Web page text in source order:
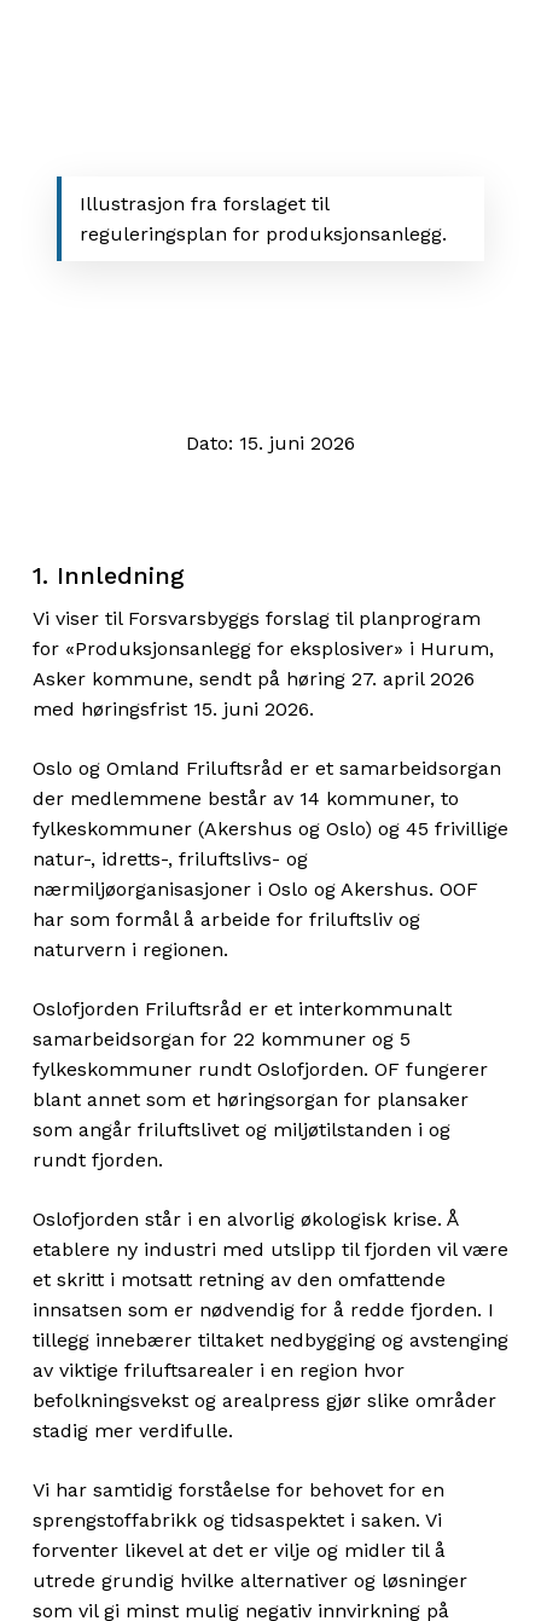
Illustrasjon fra forslaget til
reguleringsplan for produksjonsanlegg.
Dato: 15. juni 2026
1. Innledning
Vi viser til Forsvarsbyggs forslag til planprogram
for «Produksjonsanlegg for eksplosiver» i Hurum,
Asker kommune, sendt på høring 27. april 2026
med høringsfrist 15. juni 2026.
Oslo og Omland Friluftsråd er et samarbeidsorgan
der medlemmene består av 14 kommuner, to
fylkeskommuner (Akershus og Oslo) og 45 frivillige
natur-, idretts-, friluftslivs- og
nærmiljøorganisasjoner i Oslo og Akershus. OOF
har som formål å arbeide for friluftsliv og
naturvern i regionen.
Oslofjorden Friluftsråd er et interkommunalt
samarbeidsorgan for 22 kommuner og 5
fylkeskommuner rundt Oslofjorden. OF fungerer
blant annet som et høringsorgan for plansaker
som angår friluftslivet og miljøtilstanden i og
rundt fjorden.
Oslofjorden står i en alvorlig økologisk krise. Å
etablere ny industri med utslipp til fjorden vil være
et skritt i motsatt retning av den omfattende
innsatsen som er nødvendig for å redde fjorden. I
tillegg innebærer tiltaket nedbygging og avstenging
av viktige friluftsarealer i en region hvor
befolkningsvekst og arealpress gjør slike områder
stadig mer verdifulle.
Vi har samtidig forståelse for behovet for en
sprengstoffabrikk og tidsaspektet i saken. Vi
forventer likevel at det er vilje og midler til å
utrede grundig hvilke alternativer og løsninger
som vil gi minst mulig negativ innvirkning på